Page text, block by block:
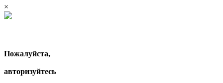
×
Пожалуйста,
авторизуйтесь